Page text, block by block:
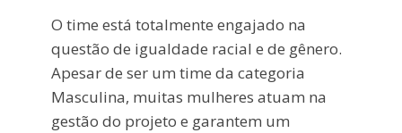
O time está totalmente engajado na
questão de igualdade racial e de gênero.
Apesar de ser um time da categoria
Masculina, muitas mulheres atuam na
gestão do projeto e garantem um